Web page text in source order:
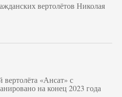
вертолётов Николая
«Ансат» с
на конец 2023 года